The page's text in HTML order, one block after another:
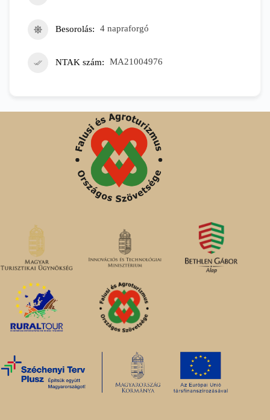
Besorolás 4 napraforgó
NTAK szám MA21004976